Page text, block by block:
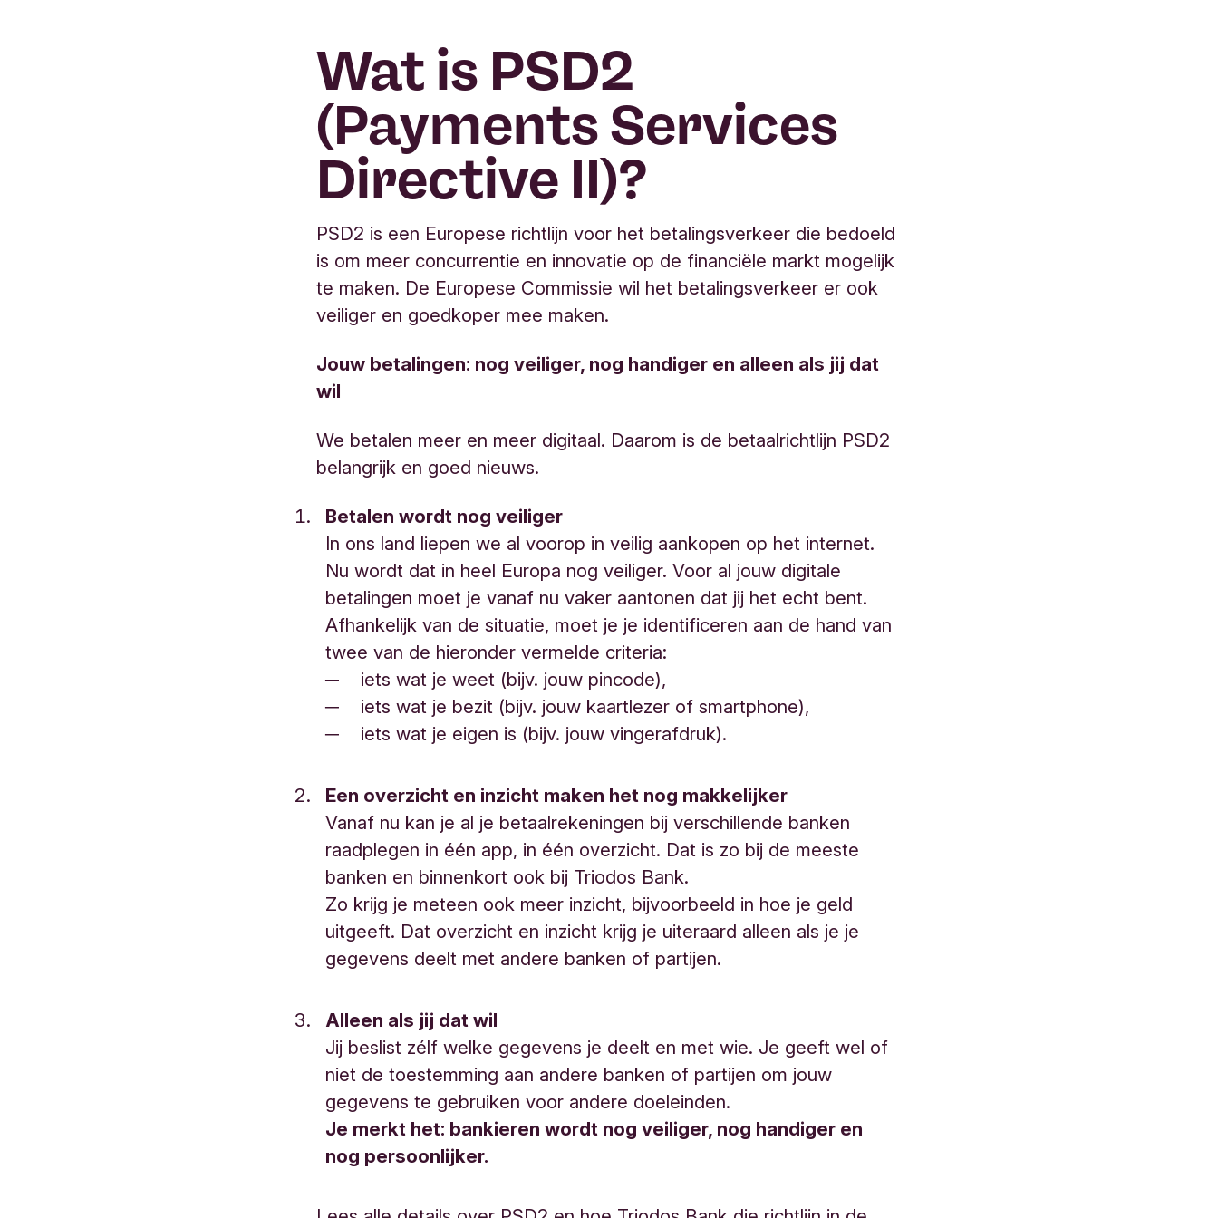
Wat is PSD2
(Payments Services
Directive II)?
PSD2 is een Europese richtlijn voor het betalingsverkeer die bedoeld
is om meer concurrentie en innovatie op de financiële markt mogelijk
te maken. De Europese Commissie wil het betalingsverkeer er ook
veiliger en goedkoper mee maken.
Jouw betalingen: nog veiliger, nog handiger en alleen als jij dat
wil
We betalen meer en meer digitaal. Daarom is de betaalrichtlijn PSD2
belangrijk en goed nieuws.
Betalen wordt nog veiliger
In ons land liepen we al voorop in veilig aankopen op het internet.
Nu wordt dat in heel Europa nog veiliger. Voor al jouw digitale
betalingen moet je vanaf nu vaker aantonen dat jij het echt bent.
Afhankelijk van de situatie, moet je je identificeren aan de hand van
twee van de hieronder vermelde criteria:
─ iets wat je weet (bijv. jouw pincode),
─ iets wat je bezit (bijv. jouw kaartlezer of smartphone),
─ iets wat je eigen is (bijv. jouw vingerafdruk).
Een overzicht en inzicht maken het nog makkelijker
Vanaf nu kan je al je betaalrekeningen bij verschillende banken
raadplegen in één app, in één overzicht. Dat is zo bij de meeste
banken en binnenkort ook bij Triodos Bank.
Zo krijg je meteen ook meer inzicht, bijvoorbeeld in hoe je geld
uitgeeft. Dat overzicht en inzicht krijg je uiteraard alleen als je je
gegevens deelt met andere banken of partijen.
Alleen als jij dat wil
Jij beslist zélf welke gegevens je deelt en met wie. Je geeft wel of
niet de toestemming aan andere banken of partijen om jouw
gegevens te gebruiken voor andere doeleinden.
Je merkt het: bankieren wordt nog veiliger, nog handiger en
nog persoonlijker.